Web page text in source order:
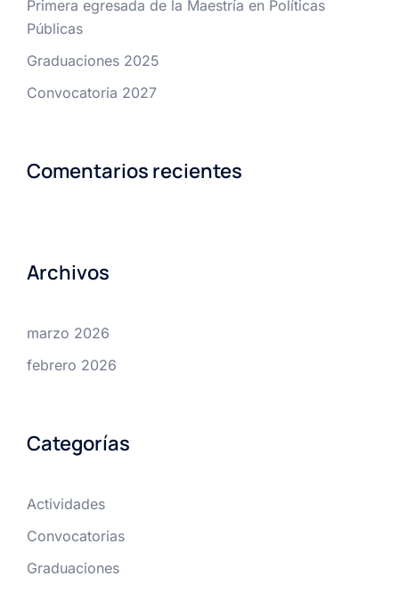
Primera egresada de la Maestría en Políticas
Públicas
Graduaciones 2025
Convocatoria 2027
Comentarios recientes
Archivos
marzo 2026
febrero 2026
Categorías
Actividades
Convocatorias
Graduaciones